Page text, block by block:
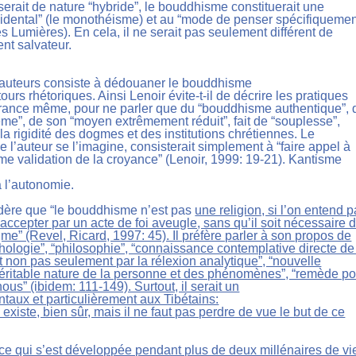
de nature “hybride”, le bouddhisme constituerait une
(le monothéisme) et au “mode de penser
Lumières). En cela, il ne serait pas seulement différent de
salvateur.
consiste à dédouaner le bouddhisme
rhétoriques. Ainsi Lenoir évite-t-il de décrire les pratiques
même, pour ne parler que du “bouddhisme authentique”,
de son “moyen extrêmement réduit”, fait de “souplesse”,
rigidité des dogmes et des institutions chrétiennes. Le
l’auteur se l’imagine, consisterait simplement à “faire appel à
validation de la croyance” (Lenoir, 1999: 19-21). Kantisme
que “le bouddhisme n’est pas une religion, si l’on entend
par un acte de foi aveugle, sans qu’il soit nécessaire
(Revel, Ricard, 1997: 45). Il préfère parler à son propos de
“philosophie”, “connaissance contemplative directe
non pas seulement par la rélexion analytique”, “nouvelle
nature de la personne et des phénomènes”, “remède
(ibidem: 111-149). Surtout, il serait un
et particulièrement aux Tibétains:
bien sûr, mais il ne faut pas perdre de vue le but de ce
qui s’est développée pendant plus de deux millénaires de